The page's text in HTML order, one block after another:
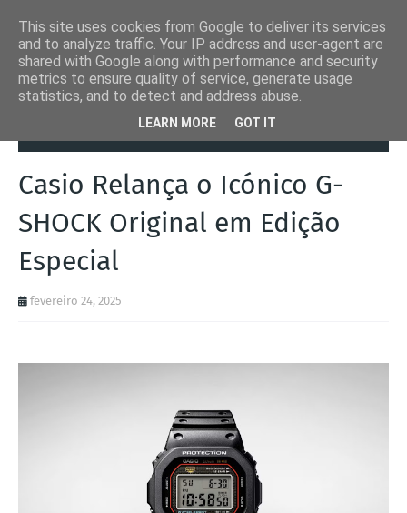
Casio Relança o Icónico G-SHOCK Original em
Casio Relança o Icónico G-
SHOCK Original em Edição
Especial
fevereiro 24, 2025
This site uses cookies from Google to deliver its services
and to analyze traffic. Your IP address and user-agent are
shared with Google along with performance and security
metrics to ensure quality of service, generate usage
statistics, and to detect and address abuse.
LEARN MORE GOT IT